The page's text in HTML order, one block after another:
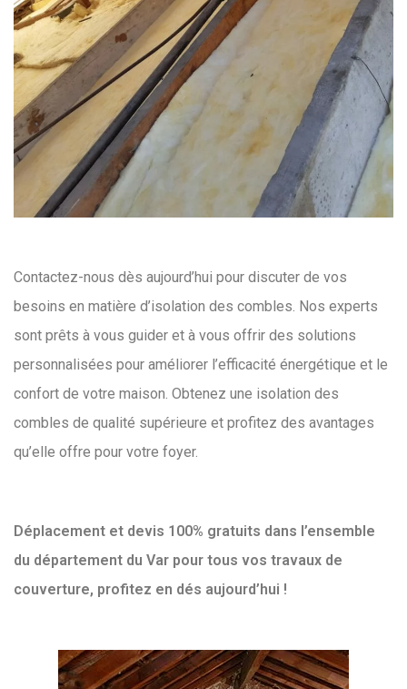
Contactez-nous dès aujourd’hui pour discuter de vos
besoins en matière d’isolation des combles. Nos experts
sont prêts à vous guider et à vous offrir des solutions
personnalisées pour améliorer l’efficacité énergétique et le
confort de votre maison. Obtenez une isolation des
combles de qualité supérieure et profitez des avantages
qu’elle offre pour votre foyer.
Déplacement et devis 100% gratuits dans l’ensemble
du département du Var pour tous vos travaux de
couverture, profitez en dés aujourd’hui !